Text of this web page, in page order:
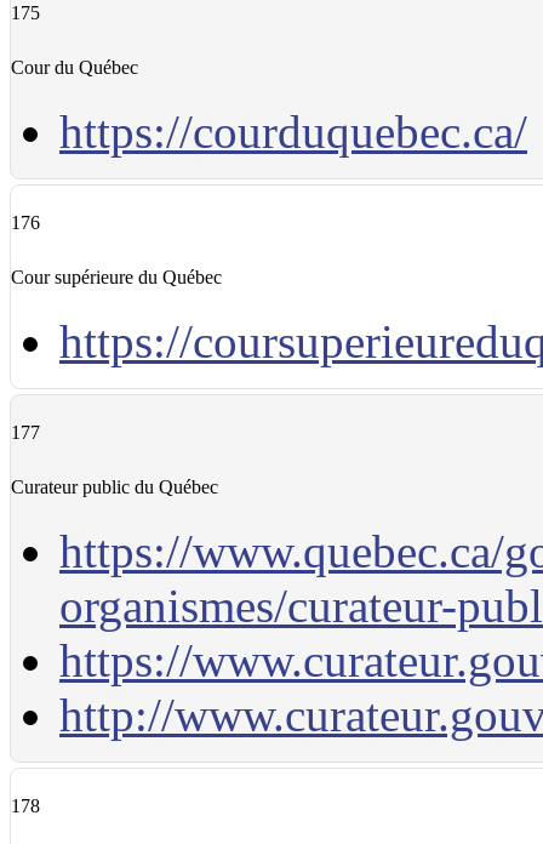
175
Cour du Québec
https://courduquebec.ca/
176
Cour supérieure du Québec
https://
177
Curateur public du Québec
https://www.quebec.ca/
organismes/curateur-
https://
http://
178